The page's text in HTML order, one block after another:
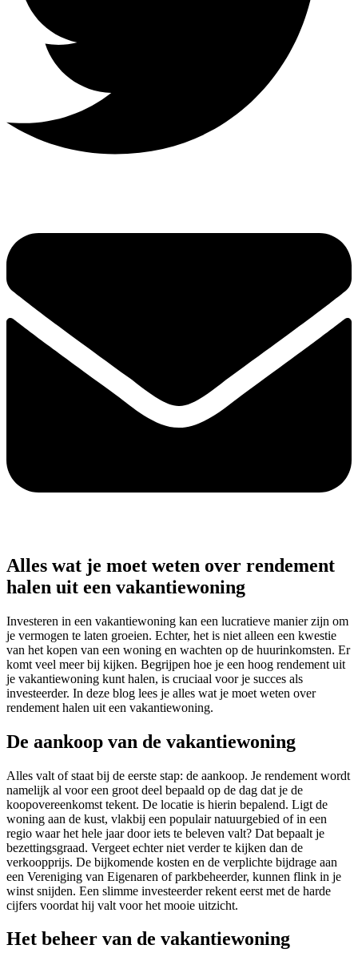
Alles wat je moet weten over rendement
halen uit een vakantiewoning
Investeren in een vakantiewoning kan een lucratieve manier zijn om
je vermogen te laten groeien. Echter, het is niet alleen een kwestie
van het kopen van een woning en wachten op de huurinkomsten. Er
komt veel meer bij kijken. Begrijpen hoe je een hoog rendement uit
je vakantiewoning kunt halen, is cruciaal voor je succes als
investeerder. In deze blog lees je alles wat je moet weten over
rendement halen uit een vakantiewoning.
De aankoop van de vakantiewoning
Alles valt of staat bij de eerste stap: de aankoop. Je rendement wordt
namelijk al voor een groot deel bepaald op de dag dat je de
koopovereenkomst tekent. De locatie is hierin bepalend. Ligt de
woning aan de kust, vlakbij een populair natuurgebied of in een
regio waar het hele jaar door iets te beleven valt? Dat bepaalt je
bezettingsgraad. Vergeet echter niet verder te kijken dan de
verkoopprijs. De bijkomende kosten en de verplichte bijdrage aan
een Vereniging van Eigenaren of parkbeheerder, kunnen flink in je
winst snijden. Een slimme investeerder rekent eerst met de harde
cijfers voordat hij valt voor het mooie uitzicht.
Het beheer van de vakantiewoning